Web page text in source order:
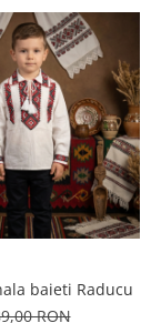
baieti Raducu
RON